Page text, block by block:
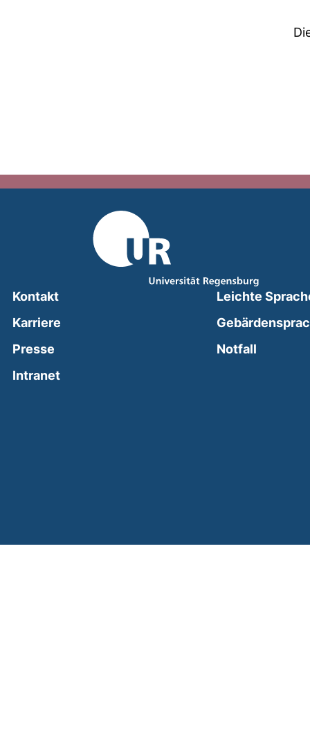
Kontakt
Karriere
Presse
Intranet(external link, opens in a new window)
Leichte
Notfall